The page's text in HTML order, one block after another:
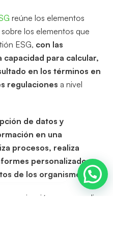
reúne los elementos
los elementos que
ESG, con las
para calcular,
en los términos en
regulaciones a nivel
de datos y
en una
procesos, realiza
personalizados
de los organismos…
organización para cumplir